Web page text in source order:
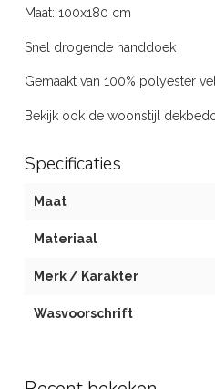
Maat: 100x180 cm
Snel drogende handdoek
Gemaakt van 100% polyester
Bekijk ook de woonstijl
Specificaties
Maat
Materiaal
Merk / Karakter
Wasvoorschrift